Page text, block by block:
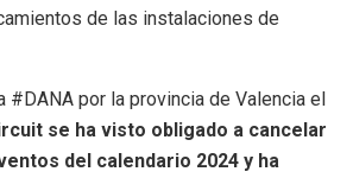
de las instalaciones de
#DANA por la provincia de Valencia el
se ha visto obligado a cancelar
del calendario 2024 y ha